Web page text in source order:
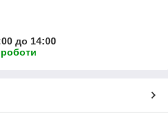
до 14:00